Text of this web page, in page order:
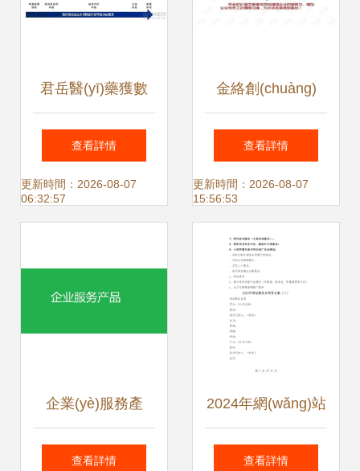
君岳醫(yī)藥獲數
(shù)千萬元A輪融
資，專注介入醫(yī)
查看詳情
更新時間：2026-08-07
06:32:57
金絡創(chuàng)
意，獨樹一幟——
2010年金杜律師事
務所年會活動策劃
方案
查看詳情
更新時間：2026-08-07
15:56:53
企業(yè)服務產
(chǎn)品 從需求洞
查看詳情
2024年網(wǎng)站
服務合同范本
查看詳情